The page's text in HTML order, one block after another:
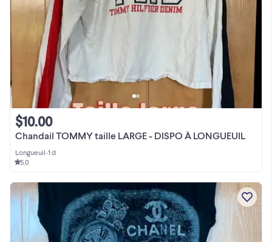
Chandail TOMMY taille LARGE - DISPO À LONGUEUIL
$10.00
Longueuil•1 d
5.0